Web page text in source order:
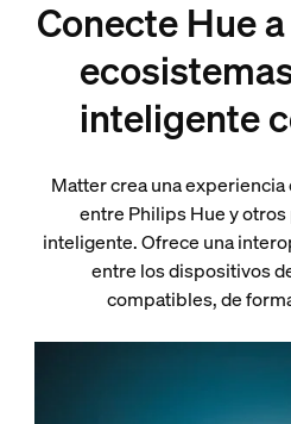
Conecte Hue
inteligente
Matter crea una
entre Philips Hue y
inteligente. Ofrece una
entre los dispositivos
compatibles, de